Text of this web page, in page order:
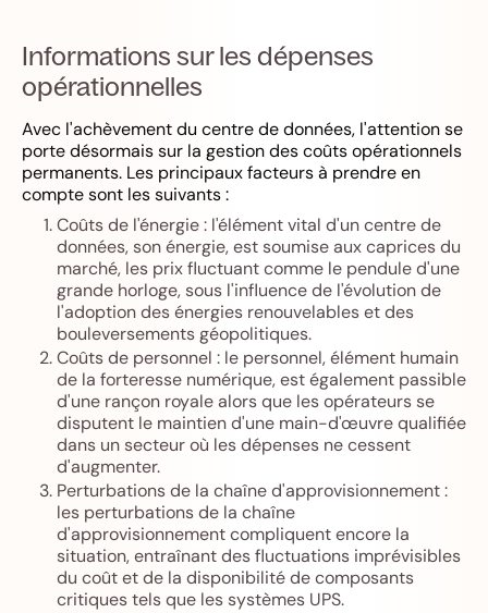
Informations sur les dépenses
opérationnelles
Avec l'achèvement du centre de données, l'attention se
porte désormais sur la gestion des coûts opérationnels
permanents. Les principaux facteurs à prendre en
compte sont les suivants :
Coûts de l'énergie : l'élément vital d'un centre de
données, son énergie, est soumise aux caprices du
marché, les prix fluctuant comme le pendule d'une
grande horloge, sous l'influence de l'évolution de
l'adoption des énergies renouvelables et des
bouleversements géopolitiques.
Coûts de personnel : le personnel, élément humain
de la forteresse numérique, est également passible
d'une rançon royale alors que les opérateurs se
disputent le maintien d'une main-d'œuvre qualifiée
dans un secteur où les dépenses ne cessent
d'augmenter.
Perturbations de la chaîne d'approvisionnement :
les perturbations de la chaîne
d'approvisionnement compliquent encore la
situation, entraînant des fluctuations imprévisibles
du coût et de la disponibilité de composants
critiques tels que les systèmes UPS.